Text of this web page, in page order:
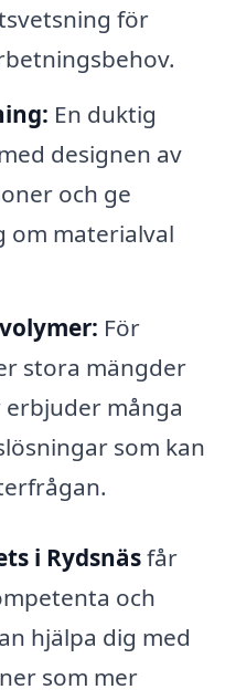
för
En duktig
designen av
och ge
om materialval
För
stora mängder
många
som kan
i Rydsnäsfår
och
hjälpa dig med
som mer